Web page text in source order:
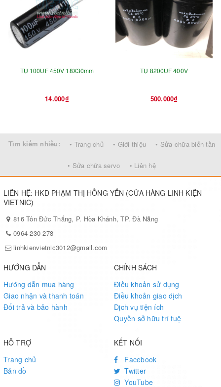
TỤ 100UF 450V 18X30mm
14.000₫
TỤ 8200UF 400V
500.000₫
Tìm kiếm nhiều: • Trang chủ • Giới thiệu • Sửa chữa biến tần
• Sửa chữa servo • Liên hệ
LIÊN HỆ: HKD PHẠM THỊ HỒNG YẾN (CỬA HÀNG LINH KIỆN
VIETNIC)
816 Tôn Đức Thắng, P. Hòa Khánh, TP. Đà Nẵng
0964-230-278
linhkienvietnic3012@gmail.com
HƯỚNG DẪN
Hướng dẫn mua hàng
Giao nhận và thanh toán
Đổi trả và bảo hành
CHÍNH SÁCH
Điều khoản sử dụng
Điều khoản giao dịch
Dịch vụ tiện ích
Quyền sở hữu trí tuệ
HỖ TRỢ
Trang chủ
Bản đồ
KẾT NỐI
Facebook
Twitter
YouTube